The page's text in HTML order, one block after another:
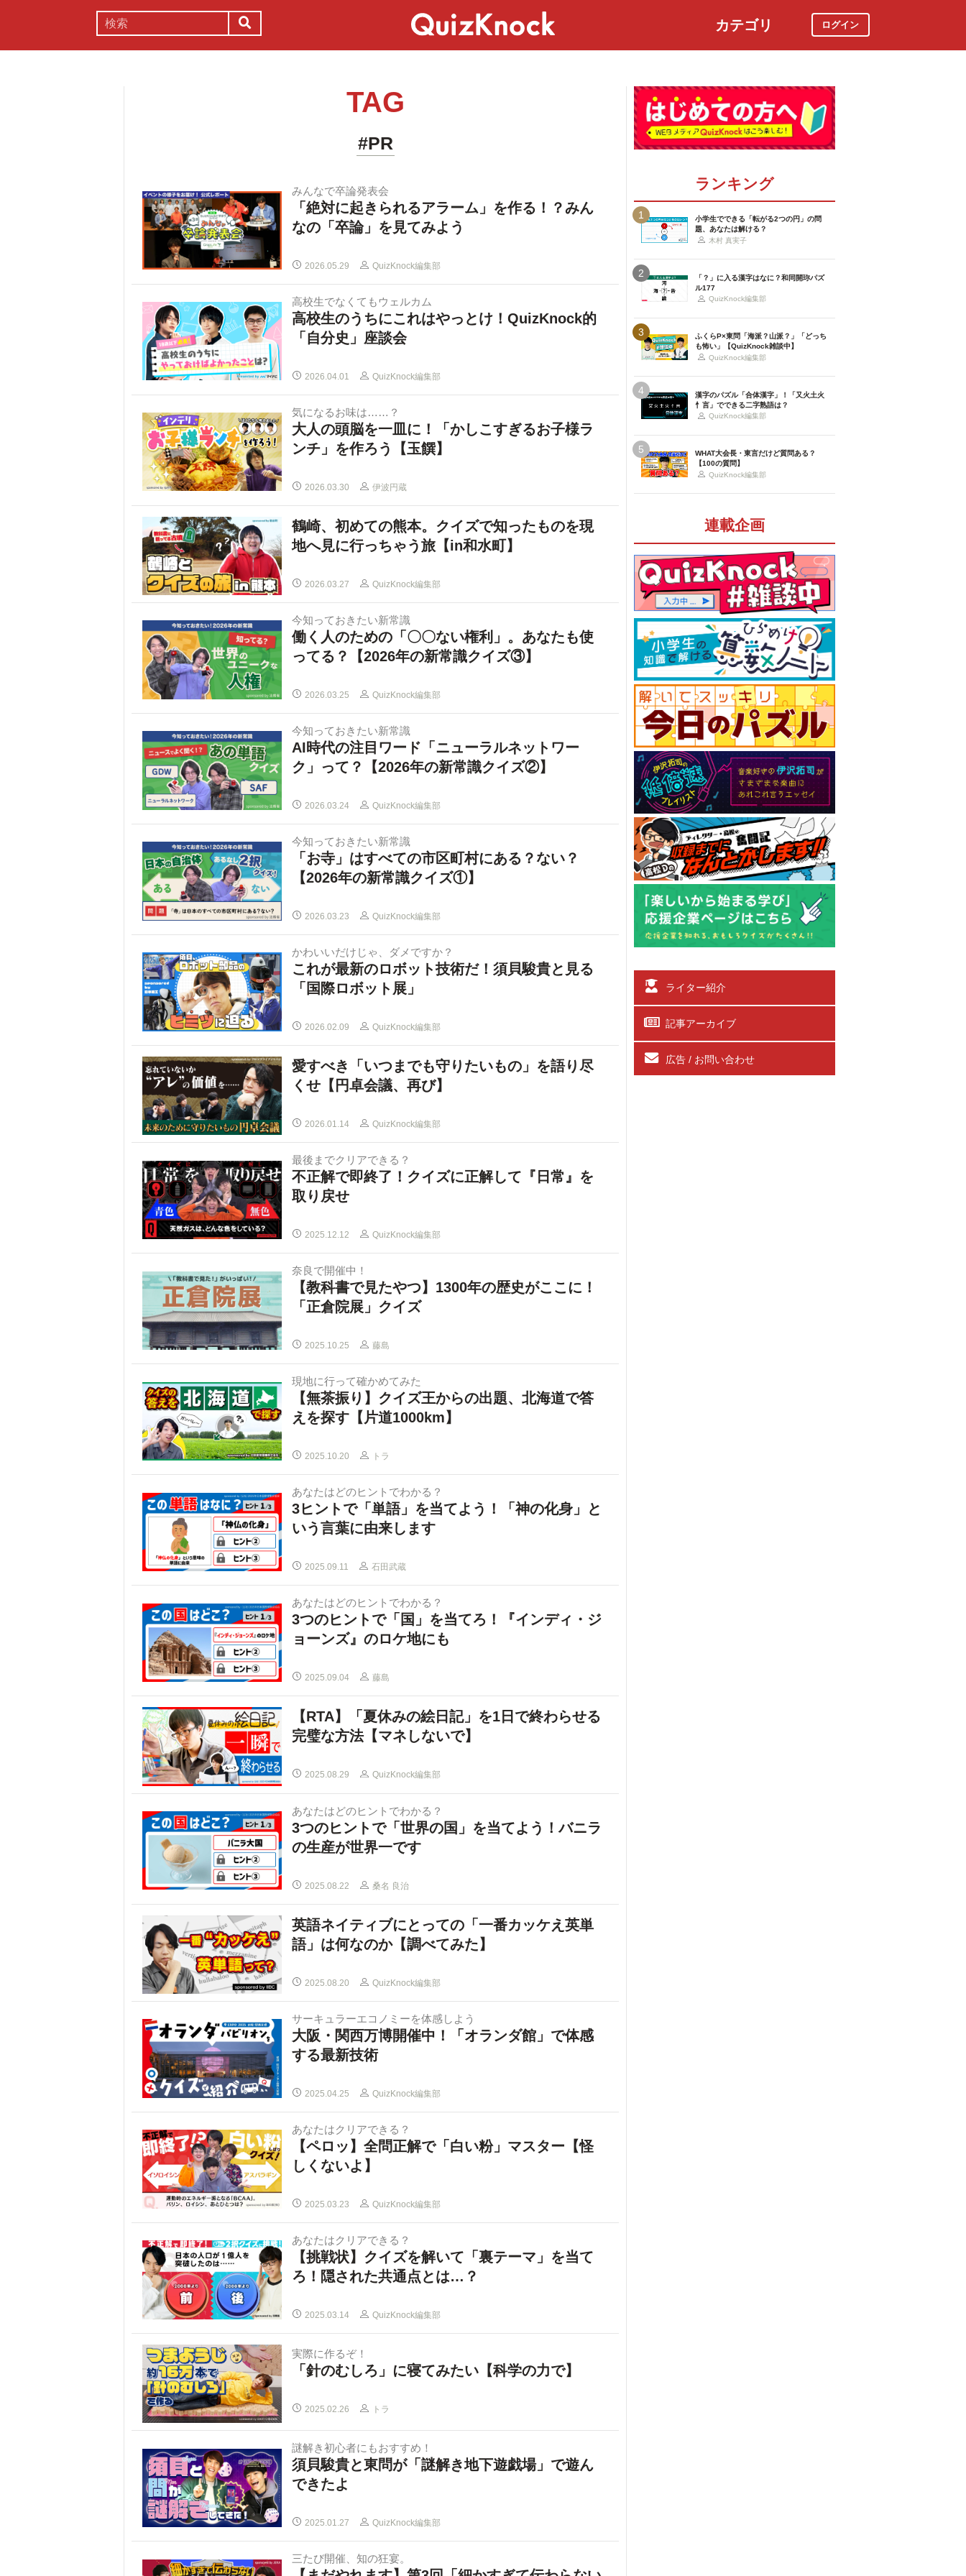
カテゴリ ログイン
TAG
#PR
みんなで卒論発表会
「絶対に起きられるアラーム」を作る！？みん
なの「卒論」を見てみよう
2026.05.29 QuizKnock編集部
高校生でなくてもウェルカム
高校生のうちにこれはやっとけ！QuizKnock的
「自分史」座談会
2026.04.01 QuizKnock編集部
気になるお味は……？
大人の頭脳を一皿に！「かしこすぎるお子様ラ
ンチ」を作ろう【玉饌】
2026.03.30 伊波円蔵
鶴崎、初めての熊本。クイズで知ったものを現
地へ見に行っちゃう旅【in和水町】
2026.03.27 QuizKnock編集部
今知っておきたい新常識
働く人のための「〇〇ない権利」。あなたも使
ってる？【2026年の新常識クイズ③】
2026.03.25 QuizKnock編集部
今知っておきたい新常識
AI時代の注目ワード「ニューラルネットワー
ク」って？【2026年の新常識クイズ②】
2026.03.24 QuizKnock編集部
今知っておきたい新常識
「お寺」はすべての市区町村にある？ない？
【2026年の新常識クイズ①】
2026.03.23 QuizKnock編集部
かわいいだけじゃ、ダメですか？
これが最新のロボット技術だ！須貝駿貴と見る
「国際ロボット展」
2026.02.09 QuizKnock編集部
愛すべき「いつまでも守りたいもの」を語り尽
くせ【円卓会議、再び】
2026.01.14 QuizKnock編集部
最後までクリアできる？
不正解で即終了！クイズに正解して『日常』を
取り戻せ
2025.12.12 QuizKnock編集部
奈良で開催中！
【教科書で見たやつ】1300年の歴史がここに！
「正倉院展」クイズ
2025.10.25 藤島
現地に行って確かめてみた
【無茶振り】クイズ王からの出題、北海道で答
えを探す【片道1000km】
2025.10.20 トラ
あなたはどのヒントでわかる？
3ヒントで「単語」を当てよう！「神の化身」と
いう言葉に由来します
2025.09.11 石田武蔵
あなたはどのヒントでわかる？
3つのヒントで「国」を当てろ！『インディ・ジ
ョーンズ』のロケ地にも
2025.09.04 藤島
【RTA】「夏休みの絵日記」を1日で終わらせる
完璧な方法【マネしないで】
2025.08.29 QuizKnock編集部
あなたはどのヒントでわかる？
3つのヒントで「世界の国」を当てよう！バニラ
の生産が世界一です
2025.08.22 桑名 良治
英語ネイティブにとっての「一番カッケえ英単
語」は何なのか【調べてみた】
2025.08.20 QuizKnock編集部
サーキュラーエコノミーを体感しよう
大阪・関西万博開催中！「オランダ館」で体感
する最新技術
2025.04.25 QuizKnock編集部
あなたはクリアできる？
【ペロッ】全問正解で「白い粉」マスター【怪
しくないよ】
2025.03.23 QuizKnock編集部
あなたはクリアできる？
【挑戦状】クイズを解いて「裏テーマ」を当て
ろ！隠された共通点とは…？
2025.03.14 QuizKnock編集部
実際に作るぞ！
「針のむしろ」に寝てみたい【科学の力で】
2025.02.26 トラ
謎解き初心者にもおすすめ！
須貝駿貴と東問が「謎解き地下遊戯場」で遊ん
できたよ
2025.01.27 QuizKnock編集部
三たび開催、知の狂宴。
ランキング
1
小学生でできる「転がる2つの円」の問
題、あなたは解ける？
木村 真実子
2
「？」に入る漢字はなに？和同開珎パズ
ル177
QuizKnock編集部
3
ふくらP×東問「海派？山派？」「どっち
も怖い」【QuizKnock雑談中】
QuizKnock編集部
4
漢字のパズル「合体漢字」！「又火土火
忄言」でできる二字熟語は？
QuizKnock編集部
5
WHAT大会長・東言だけど質問ある？
【100の質問】
QuizKnock編集部
連載企画
ライター紹介
記事アーカイブ
広告 / お問い合わせ